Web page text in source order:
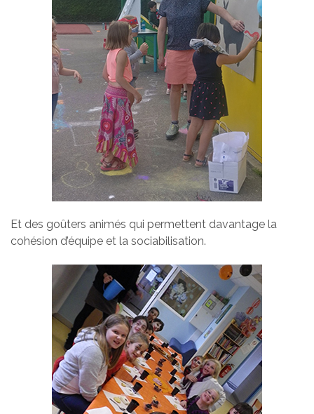
Et des goûters animés qui permettent davantage la
cohésion d’équipe et la sociabilisation.